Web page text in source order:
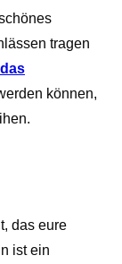
tragen
können,
das eure
ist ein